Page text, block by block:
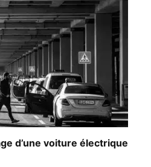
d’une voiture électrique